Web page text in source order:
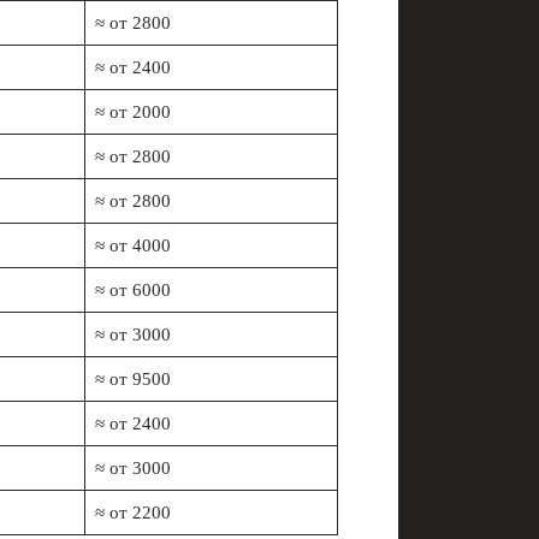
≈ от 2800
≈ от 2400
≈ от 2000
≈ от 2800
≈ от 2800
≈ от 4000
≈ от 6000
≈ от 3000
≈ от 9500
≈ от 2400
≈ от 3000
≈ от 2200